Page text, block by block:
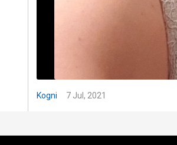
Kogni 7 Jul, 2021